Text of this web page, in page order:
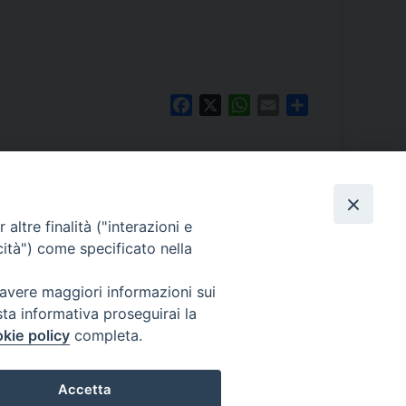
Facebook WhatsApp
Email
A – 30124 Venezia
altre finalità ("interazioni e
come specificato nella
maggiori informazioni sui
informativa proseguirai la
policy completa.
Accetta